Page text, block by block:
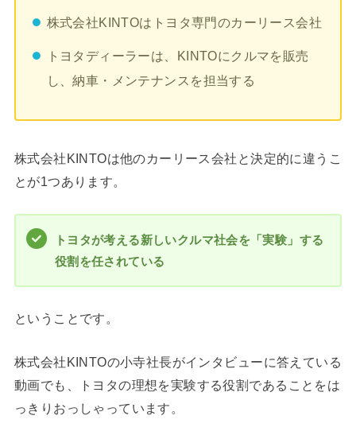
株式会社KINTOはトヨタ専門のカーリース会社
トヨタディーラーは、KINTOにクルマを販売
し、納車・メンテナンスを担当する
株式会社KINTOは他のカーリース会社と決定的に違うこ
とが1つあります。
トヨタが考える新しいクルマ社会を「実験」する
役割を任されている
ということです。
株式会社KINTOの小寺社長がインタビューに答えている
動画でも、トヨタの理想を実験する役割であることをは
っきりおっしゃっています。